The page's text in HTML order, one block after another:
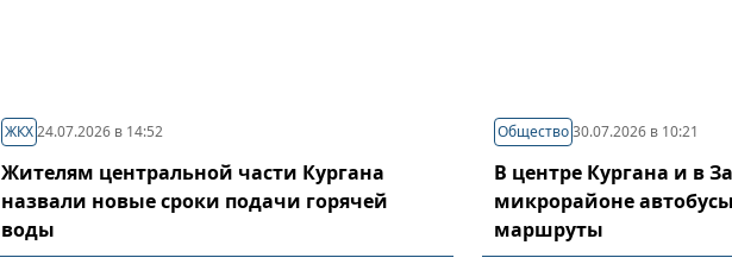
ЖКХ24.07.2026 в 14:52
Жителям центральной части Кургана
назвали новые сроки подачи горячей
воды
Общество 30.07.2026 в 10:21
В центре Кургана и в
микрорайоне
маршруты